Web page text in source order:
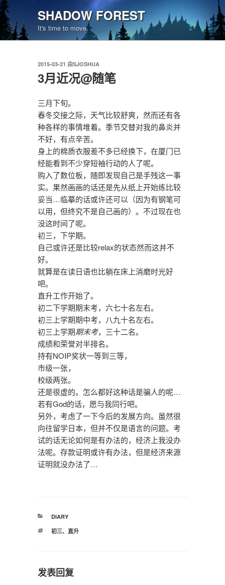
跳
至
内
容
SHADOW FOREST
It's time to move.
发
于
2015-03-21 由SJOSHUA
3月近况@随笔
三月下旬。
春冬交接之际，天气比较舒爽，然而还有各
种各样的事情堆着。季节交替对我的鼻炎并
不好，有点辛苦。
身上的棉质衣服差不多已经换下，在厦门已
经能看到不少穿短袖行动的人了呢。
购入了数位板，随即发现自己是手残这一事
实。果然画画的话还是先从纸上开始练比较
妥当…临摹的话或许还可以（因为有钢笔可
以用，但终究不是自己画的）。不过现在也
没这时间了呢。
初三，下学期。
自己或许还是比较relax的状态然而这并不
好。
就算是在读日语也比躺在床上消磨时光好
吧。
直升工作开始了。
初二下学期期末考，六七十名左右。
初三上学期期中考，八九十名左右。
初三上学期期末考，三十二名。
成绩和荣誉对半排名。
持有NOIP奖状一等到三等，
市级一张，
校级两张。
还是很虚的。怎么都好这种话是骗人的呢…
若有God的话，愿与我同行吧。
另外，考虑了一下今后的发展方向。虽然很
向往留学日本，但并不仅是语言的问题。考
试的话无论如何是有办法的，经济上我没办
法呢。存款证明或许有办法，但是经济来源
证明就没办法了…
分
DIARY
标
初三、直升
发表回复